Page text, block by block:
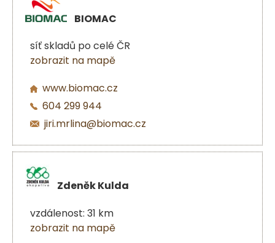
BIOMAC
síť skladů po celé ČR
zobrazit na mapě
www.biomac.cz
604 299 944
jiri.mrlina@biomac.cz
Zdeněk Kulda
vzdálenost: 31 km
zobrazit na mapě